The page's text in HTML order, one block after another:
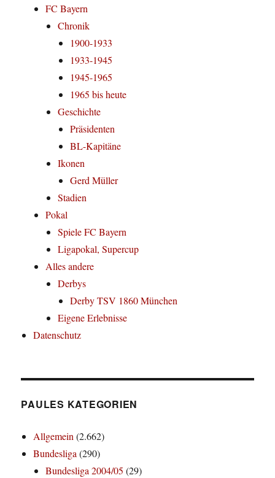
FC Bayern
Chronik
1900-1933
1933-1945
1945-1965
1965 bis heute
Geschichte
Präsidenten
BL-Kapitäne
Ikonen
Gerd Müller
Stadien
Pokal
Spiele FC Bayern
Ligapokal, Supercup
Alles andere
Derbys
Derby TSV 1860 München
Eigene Erlebnisse
Datenschutz
PAULES KATEGORIEN
Allgemein(2.662)
Bundesliga(290)
Bundesliga 2004/05 (29)